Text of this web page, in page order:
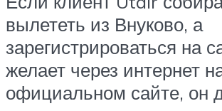
вылететь из Внуково, а
зарегистрироваться на
желает через интернет
официальном сайте, он